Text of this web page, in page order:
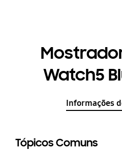
Watch5
Informações
Tópicos Comuns